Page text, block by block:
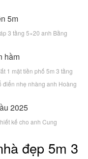
3 tầng 5×20 anh Bằng
1 mặt tiền phố 5m 3 tầng
điển nhẹ nhàng anh Hoàng
kế cho anh Cung
đẹp 5m 3